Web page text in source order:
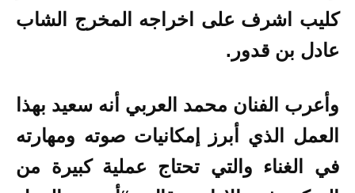
كليب اشرف على اخراجه المخرج الشاب
عادل بن قدور.
وأعرب الفنان محمد العربي أنه سعيد بهذا
العمل الذي أبرز إمكانيات صوته ومهارته
في الغناء والتي تحتاج عملية كبيرة من